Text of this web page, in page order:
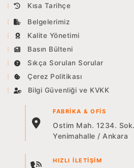
Kısa Tarihçe
Belgelerimiz
Kalite Yönetimi
Basın Bülteni
Sıkça Sorulan Sorular
Çerez Politikası
Bilgi Güvenliği ve KVKK
FABRIKA & OFIS
Ostim Mah. 1234.
Yenimahalle / Ankara
HIZLI İLETIŞIM